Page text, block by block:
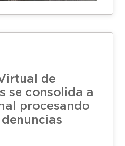
de
se consolida a
procesando